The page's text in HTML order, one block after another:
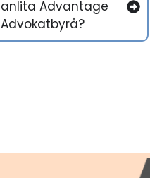
anlita Advantage
Advokatbyrå?